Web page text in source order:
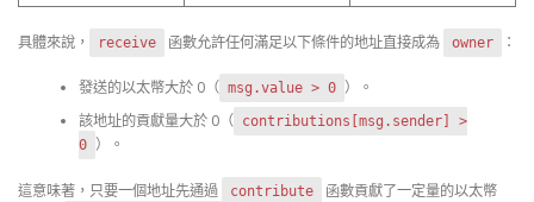
具體來說， receive 函數允許任何滿足以下條件的地址直接成為 owner ：
發送的以太幣大於 0（ msg.value > 0 ）。
該地址的貢獻量大於 0（ contributions[msg.sender] >
0 ）。
這意味著，只要一個地址先通過 contribute
函數貢獻了一定量的以太幣